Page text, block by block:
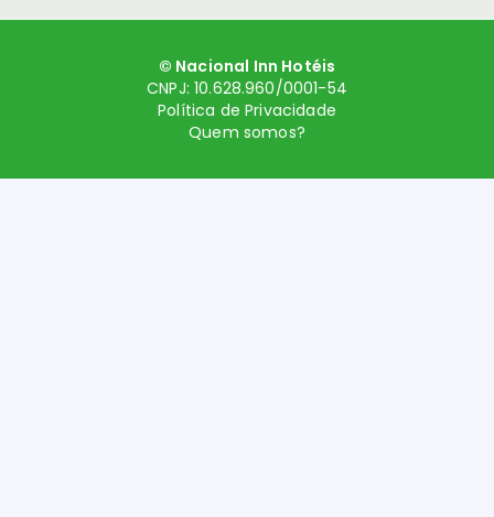
© Nacional Inn Hotéis
CNPJ: 10.628.960/0001-54
Política de Privacidade
Quem somos?